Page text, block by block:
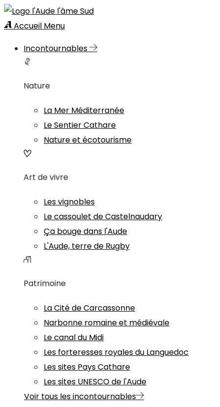
Accueil Menu
Incontournables
Nature
La Mer Méditerranée
Le Sentier Cathare
Nature et écotourisme
Art de vivre
Les vignobles
Le cassoulet de Castelnaudary
Ça bouge dans l'Aude
L'Aude, terre de Rugby
Patrimoine
La Cité de Carcassonne
Narbonne romaine et médiévale
Le canal du Midi
Les forteresses royales du Languedoc
Les sites Pays Cathare
Les sites UNESCO de l'Aude
Voir tous les incontournables